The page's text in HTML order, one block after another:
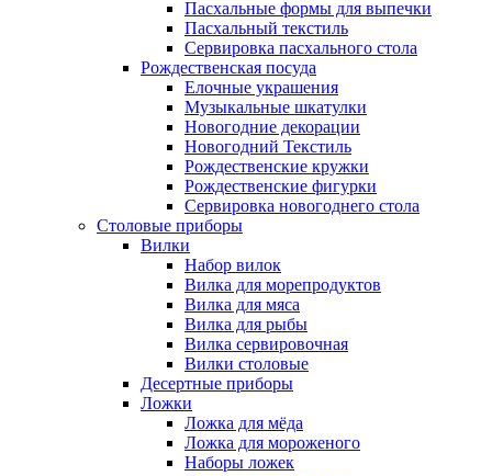
Пасхальные формы для выпечки
Пасхальный текстиль
Сервировка пасхального стола
Рождественская посуда
Елочные украшения
Музыкальные шкатулки
Новогодние декорации
Новогодний Текстиль
Рождественские кружки
Рождественские фигурки
Сервировка новогоднего стола
Столовые приборы
Вилки
Набор вилок
Вилка для морепродуктов
Вилка для мяса
Вилка для рыбы
Вилка сервировочная
Вилки столовые
Десертные приборы
Ложки
Ложка для мёда
Ложка для мороженого
Наборы ложек